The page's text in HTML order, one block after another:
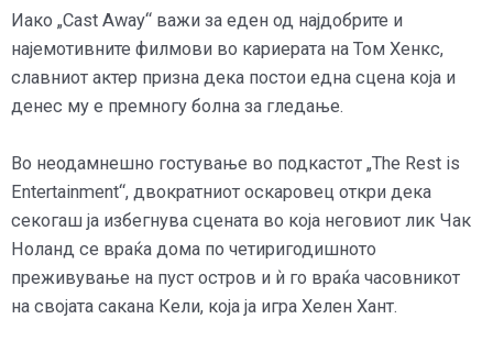
Иако „Cast Away“ важи за еден од најдобрите и
најемотивните филмови во кариерата на Том Хенкс,
славниот актер призна дека постои една сцена која и
денес му е премногу болна за гледање.
Во неодамнешно гостување во подкастот „The Rest is
Entertainment“, двократниот оскаровец откри дека
секогаш ја избегнува сцената во која неговиот лик Чак
Ноланд се враќа дома по четиригодишното
преживување на пуст остров и ѝ го враќа часовникот
на својата сакана Кели, која ја игра Хелен Хант.